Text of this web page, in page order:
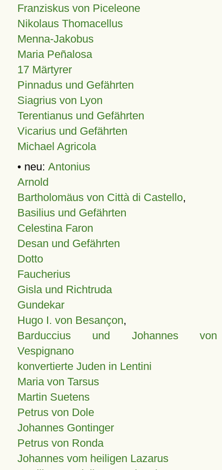
Franziskus von Piceleone
Nikolaus Thomacellus
Menna-Jakobus
Maria Peñalosa
17 Märtyrer
Pinnadus und Gefährten
Siagrius von Lyon
Terentianus und Gefährten
Vicarius und Gefährten
Michael Agricola
• neu: Antonius
Arnold
Bartholomäus von Città di Castello,
Basilius und Gefährten
Celestina Faron
Desan und Gefährten
Dotto
Faucherius
Gisla und Richtruda
Gundekar
Hugo I. von Besançon,
Barduccius und Johannes von
Vespignano
konvertierte Juden in Lentini
Maria von Tarsus
Martin Suetens
Petrus von Dole
Johannes Gontinger
Petrus von Ronda
Johannes vom heiligen Lazarus